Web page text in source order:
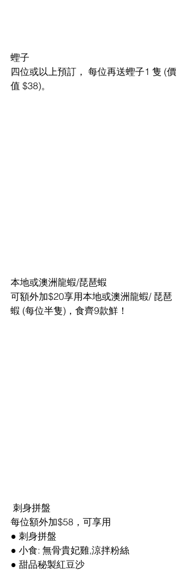
蟶子
四位或以上預訂， 每位再送蟶子1 隻 (價
值 $38)。
本地或澳洲龍蝦/琵琶蝦
可額外加$20享用本地或澳洲龍蝦/ 琵琶
蝦 (每位半隻)，食齊9款鮮！
刺身拼盤
每位額外加$58，可享用
● 刺身拼盤
● 小食: 無骨貴妃雞,涼拌粉絲
● 甜品秘製紅豆沙